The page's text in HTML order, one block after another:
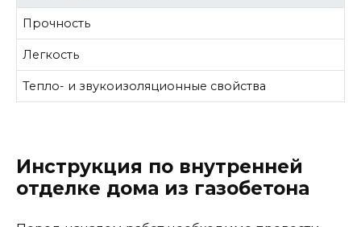
Прочность
Легкость
Тепло- и звукоизоляционные свойства
Инструкция по внутренней
отделке дома из газобетона